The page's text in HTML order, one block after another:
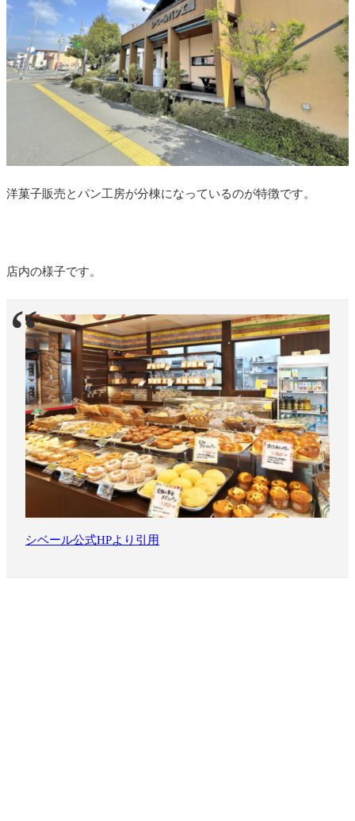
洋菓子販売とパン工房が分棟になっているのが特徴です。
店内の様子です。
シベール公式HPより引用